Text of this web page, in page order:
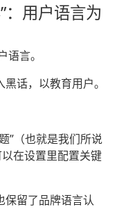
：用户语言为
言。
话，以教育用户。
”（也就是我们所说
在设置里配置关键
保留了品牌语言认